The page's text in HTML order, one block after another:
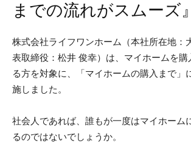
までの流れがスムーズ』
株式会社ライフワンホーム（本社所在地：
表取締役：松井 俊幸）は、マイホームを購
る方を対象に、「マイホームの購入まで」
施しました。
社会人であれば、誰もが一度はマイホーム
るのではないでしょうか。